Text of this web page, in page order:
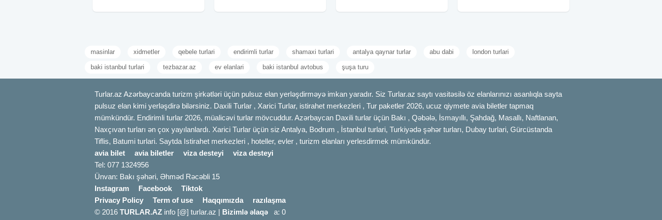
turu 25 azn 1-2, 8-9,
masinlar xidmetler qebele turlari endirimli turlar shamaxi turlari antalya qaynar turlar abu dabi london turlari
baki istanbul turlari tezbazar.az ev elanlari baki istanbul avtobus şuşa turu
Turlar.az Azərbaycanda turizm şirkətləri üçün pulsuz elan yerləşdirməyə imkan yaradır. Siz Turlar.az saytı vasitəsilə öz elanlarınızı asanlıqla sayta
pulsuz elan kimi yerləşdirə bilərsiniz. Daxili Turlar , Xarici Turlar, istirahet merkezleri , Tur paketler 2026, ucuz qiymete avia biletler tapmaq
mümkündür. Endirimli turlar 2026, müalicəvi turlar mövcuddur. Azərbaycan Daxili turlar üçün Bakı , Qəbələ, İsmayıllı, Şahdağ, Masallı, Naftlanan,
Naxçıvan turları ən çox yayılanlardı. Xarici Turlar üçün siz Antalya, Bodrum , İstanbul turlari, Turkiyədə şəhər turları, Dubay turlari, Gürcüstanda
Tiflis, Batumi turlari. Saytda Istirahet merkezleri , hoteller, evler , turizm elanları yerlesdirmek mümkündür.
avia bilet
avia biletler viza desteyi
viza desteyi
Tel: 077 1324956
Ünvan: Bakı şəhəri, Əhməd Rəcəbli 15
Instagram
Facebook
Tiktok
Privacy Policy
Term of use Haqqımızda
razılaşma
© 2016 TURLAR.AZ info [@] turlar.az | Bizimlə əlaqə a: 0